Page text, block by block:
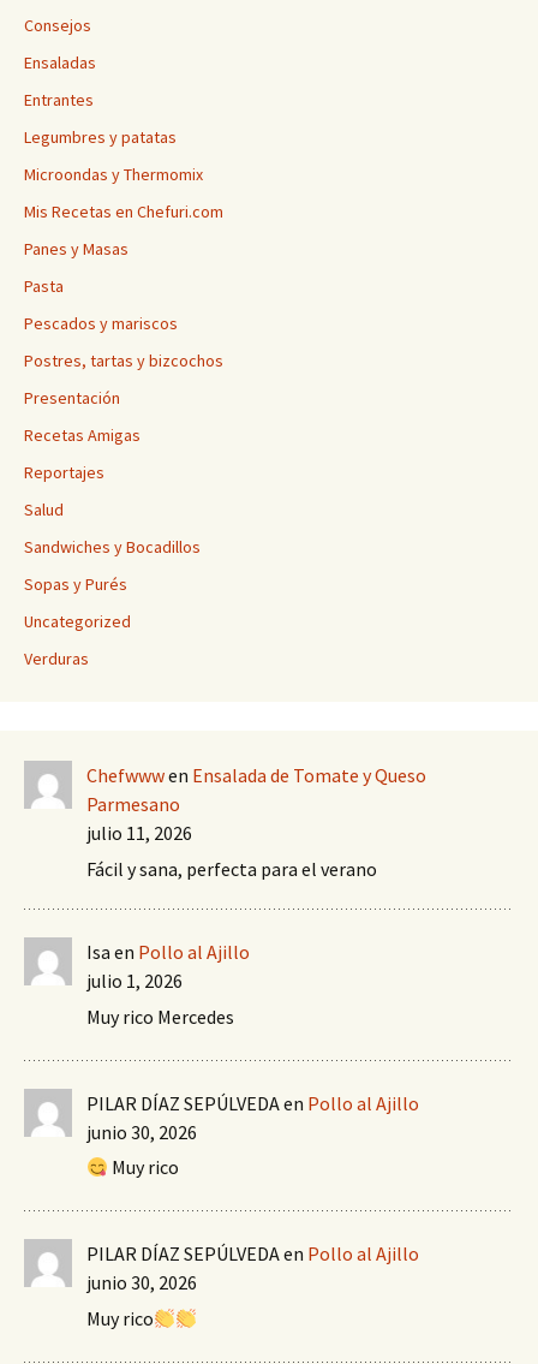
Consejos
Ensaladas
Entrantes
Legumbres y patatas
Microondas y Thermomix
Mis Recetas en Chefuri.com
Panes y Masas
Pasta
Pescados y mariscos
Postres, tartas y bizcochos
Presentación
Recetas Amigas
Reportajes
Salud
Sandwiches y Bocadillos
Sopas y Purés
Uncategorized
Verduras
Chefwwwen Ensalada de Tomate y Queso
Parmesano
julio 11, 2026
Fácil y sana, perfecta para el verano
Isa en Pollo al Ajillo
julio 1, 2026
Muy rico Mercedes
PILAR DÍAZ SEPÚLVEDAen Pollo al Ajillo
junio 30, 2026
Muy rico
PILAR DÍAZ SEPÚLVEDAen Pollo al Ajillo
junio 30, 2026
Muy rico